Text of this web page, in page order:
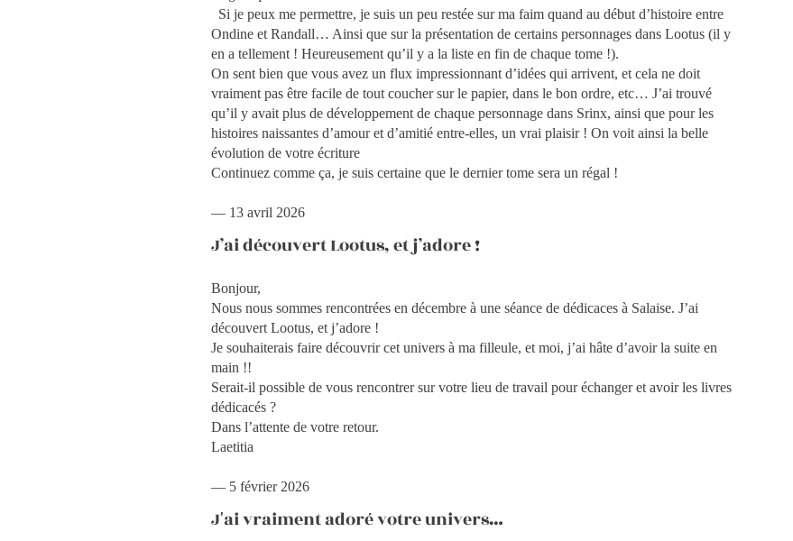
Si je peux me permettre, je suis un peu restée sur ma faim quand au début d’histoire entre
Ondine et Randall… Ainsi que sur la présentation de certains personnages dans Lootus (il y
en a tellement ! Heureusement qu’il y a la liste en fin de chaque tome !).
On sent bien que vous avez un flux impressionnant d’idées qui arrivent, et cela ne doit
vraiment pas être facile de tout coucher sur le papier, dans le bon ordre, etc… J’ai trouvé
qu’il y avait plus de développement de chaque personnage dans Srinx, ainsi que pour les
histoires naissantes d’amour et d’amitié entre-elles, un vrai plaisir ! On voit ainsi la belle
évolution de votre écriture
Continuez comme ça, je suis certaine que le dernier tome sera un régal !
— 13 avril 2026
J’ai découvert Lootus, et j’adore !
Bonjour,
Nous nous sommes rencontrées en décembre à une séance de dédicaces à Salaise. J’ai
découvert Lootus, et j’adore !
Je souhaiterais faire découvrir cet univers à ma filleule, et moi, j’ai hâte d’avoir la suite en
main !!
Serait-il possible de vous rencontrer sur votre lieu de travail pour échanger et avoir les livres
dédicacés ?
Dans l’attente de votre retour.
Laetitia
— 5 février 2026
J'ai vraiment adoré votre univers…